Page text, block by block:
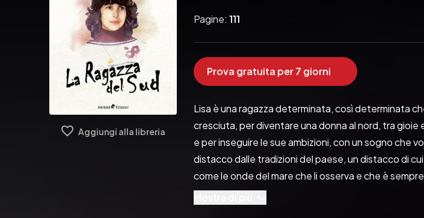
Aggiungi alla libreria
Pagine: 111
Prova gratuita per 7 giorni
Lisa è una ragazza determinata, così determinata
cresciuta, per diventare una donna al nord, tra
e per inseguire le sue ambizioni, con un sogno che
distacco dalle tradizioni del paese, un distacco di
come le onde del mare che li osserva e che è
Pubblicato da:  Ali Ribelli Edizioni